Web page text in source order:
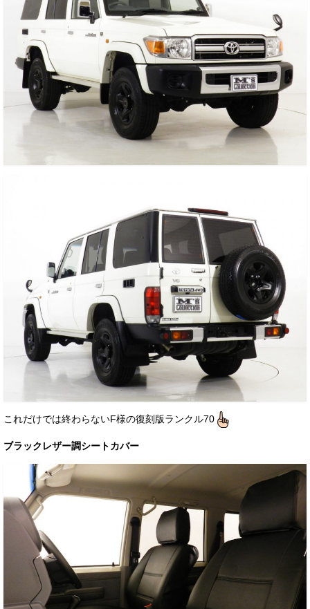
これだけでは終わらないF様の復刻版ランクル70
ブラックレザー調シートカバー